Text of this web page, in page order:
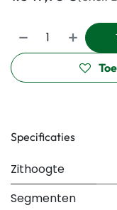
Specificaties
Zithoogte
Segmenten